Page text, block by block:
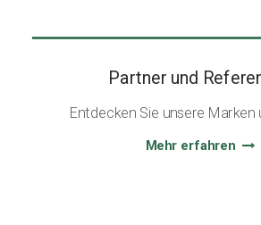
Partner und
Entdecken Sie unsere Marken
Mehr erfahren